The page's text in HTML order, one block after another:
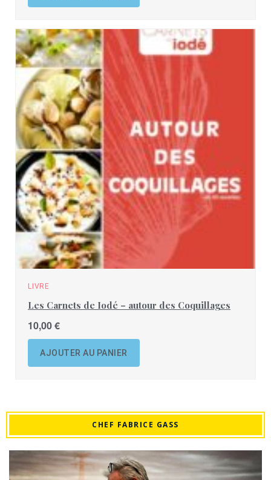
LIVRE
Les Carnets de Iodé – autour des Coquillages
10,00€
AJOUTER AU PANIER
CHEF FABRICE GASS